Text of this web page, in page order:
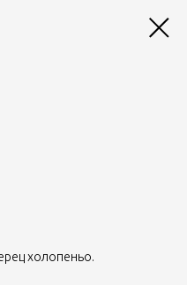
холопеньо.